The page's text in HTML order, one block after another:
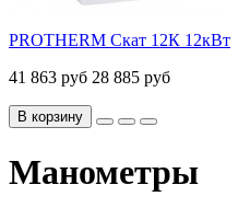
PROTHERM Скат 12К 12кВт
41 863 руб 28 885 руб
В корзину
Манометры